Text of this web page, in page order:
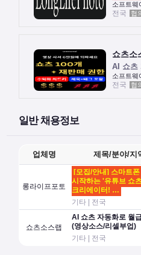
쇼츠소
소프트웨
전국
협
쇼츠소
AI 쇼츠
소프트웨
전국
협
일반 채용정보
업체명 제목/분야/지
롱라이프포토
[모집/안내] 스마트
시작하는 '유튜브 쇼
크리에이터! …
기타 | 전국
쇼츠소스랩
AI 쇼츠 자동화로 월
(영상소스/리셀부업)
기타 | 전국